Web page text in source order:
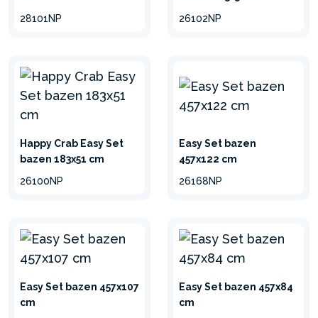
Jednostavno raširite bazen
vodom.
28101NP
26102NP
Happy Crab Easy Set
bazen 183x51 cm
26100NP
Easy Set bazen
457x122 cm
26168NP
Easy Set bazen 457x107
cm
Easy Set bazen 457x84
cm